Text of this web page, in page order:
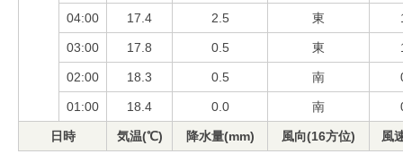
04:00 17.4 2.5 東
03:00 17.8 0.5 東
02:00 18.3 0.5 南
01:00 18.4 0.0 南
日時 気温(℃) 降水量(mm) 風向(16方位) 風